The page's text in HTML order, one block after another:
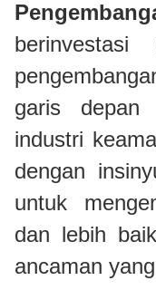
garis depan
industri
dengan
untuk
dan lebih
ancaman